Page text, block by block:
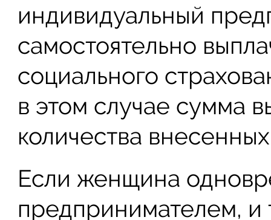
индивидуальный
самостоятельно
социального
в этом случае сумма
количества
Если женщина
предпринимателем, и